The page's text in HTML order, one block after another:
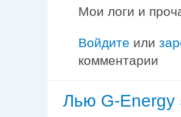
Мои логи и
Войдите или
комментарии
Лью G-Energy